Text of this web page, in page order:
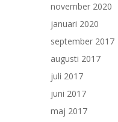
november 2020
januari 2020
september 2017
augusti 2017
juli 2017
juni 2017
maj 2017